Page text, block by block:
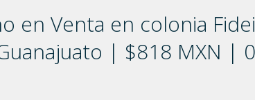
en Venta en colonia
| $818 MXN |